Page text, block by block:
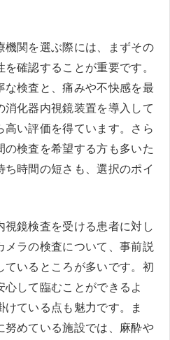
関を選ぶ際には、まずその
確認することが重要です。
検査と、痛みや不快感を最
化器内視鏡装置を導入して
い評価を得ています。さら
検査を希望する方も多いた
時間の短さも、選択のポイ
鏡検査を受ける患者に対し
メラの検査について、事前説
ているところが多いです。初
して臨むことができるよ
ている点も魅力です。ま
努めている施設では、麻酔や